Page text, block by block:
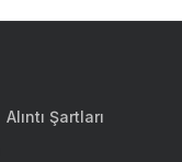
Alıntı Şartları